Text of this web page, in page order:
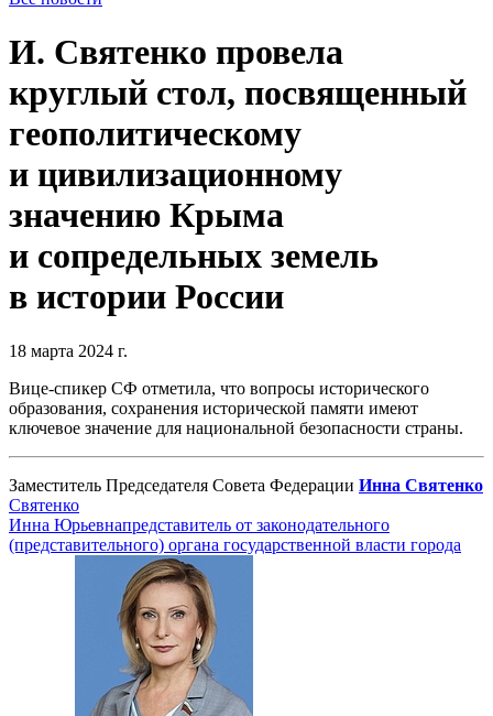
И. Святенко провела
круглый стол, посвященный
геополитическому
и цивилизационному
значению Крыма
и сопредельных земель
в истории России
18 марта 2024 г.
Вице-спикер СФ отметила, что вопросы исторического
образования, сохранения исторической памяти имеют
ключевое значение для национальной безопасности страны.
Заместитель Председателя Совета Федерации Инна Святенко
Святенко
Инна Юрьевнапредставитель от законодательного
(представительного) органа государственной власти города